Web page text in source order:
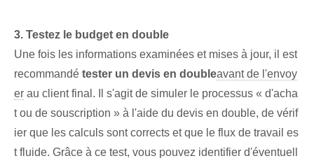
3. Testez le budget en double
Une fois les informations examinées et mises à jour, il est
recommandé tester un devis en doubleavant de l'envoy
er au client final. Il s'agit de simuler le processus « d'acha
t ou de souscription » à l'aide du devis en double, de vérif
ier⁣ que les calculs sont corrects et que le flux de travail es
t fluide. Grâce à ce test, vous pouvez identifier d'éventuell